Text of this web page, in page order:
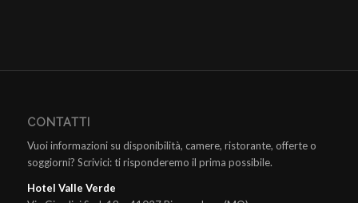
CONTATTI
Vuoi informazioni su disponibilità, camere, ristorante, offerte o
soggiorni? Scrivici: ti risponderemo il prima possibile.
Hotel Valle Verde